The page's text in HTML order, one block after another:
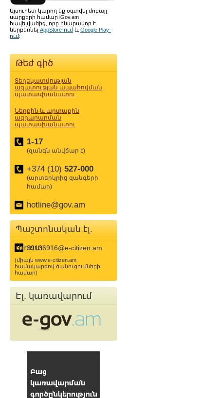
Այսուհետ կարող եք օգտվել մոբայլ
սարքերի համար iGov.am
հավելվածից, որը հնարավոր է
ներբեռնել AppStore-ում և Google Play-
ում:
Թեժ գիծ
Տեղեկատվության
ազատության ապահովման
պատասխանատու
Ներքին և արտաքին
ազդարարման
պատասխանատու
1-17
(զանգն անվճար է)
+374 (10) 527-000
(արտերկրից զանգերի
համար)
hotline@gov.am
Պաշտոնական էլ.
փոստ
39136916@e-citizen.am
(միայն www.e-citizen.am
համակարգով ծանուցումների
համար)
Էլ. կառավարում